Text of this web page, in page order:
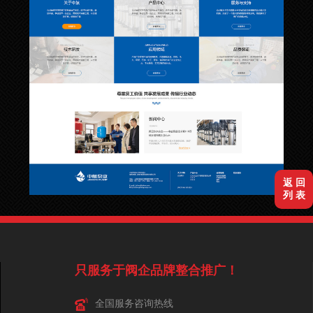
返 回
列 表
只服务于阀企品牌整合推广！
全国服务咨询热线